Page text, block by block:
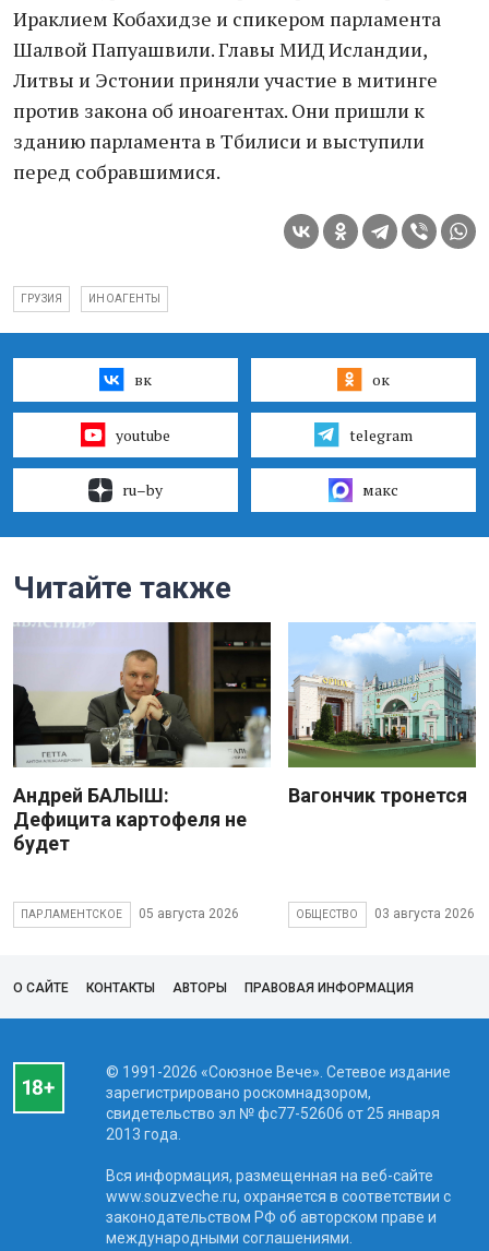
Ираклием Кобахидзе и спикером парламента
Шалвой Папуашвили. Главы МИД Исландии,
Литвы и Эстонии приняли участие в митинге
против закона об иноагентах. Они пришли к
зданию парламента в Тбилиси и выступили
перед собравшимися.
ГРУЗИЯ ИНОАГЕНТЫ
вк ок
youtube telegram
ru–by макс
Читайте также
Андрей БАЛЫШ:
Дефицита картофеля не
будет
ПАРЛАМЕНТСКОЕ 05 августа 2026
Вагончик тронется
ОБЩЕСТВО 03 августа 2026
О САЙТЕ КОНТАКТЫ АВТОРЫ ПРАВОВАЯ ИНФОРМАЦИЯ
© 1991-2026 «Союзное Вече». Сетевое издание
зарегистрировано роскомнадзором,
свидетельство эл № фc77-52606 от 25 января
2013 года.
Вся информация, размещенная на веб-сайте
www.souzveche.ru, охраняется в соответствии с
законодательством РФ об авторском праве и
международными соглашениями.